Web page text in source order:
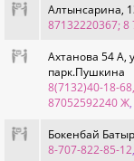
Алтынсарина,
87132220367; 8
Ахтанова 54 А,
парк.Пушкина
8(7132)40-18-
87052592240 Ж,
Бокенбай
8-707-822-85-12,